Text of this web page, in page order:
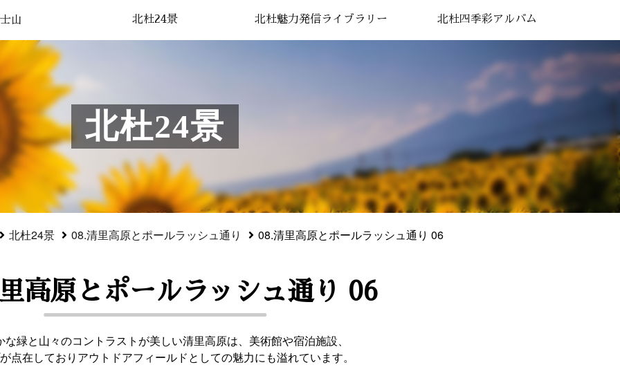
山 北杜24景 北杜魅力発信ライブラリー 北杜四季彩アルバム
北杜24景
北杜24景 08.清里高原とポールラッシュ通り 08.清里高原とポールラッシュ通り 06
高原とポールラッシュ通り 06
な緑と山々のコントラストが美しい清里高原は、美術館や宿泊施設、
点在しておりアウトドアフィールドとしての魅力にも溢れています。